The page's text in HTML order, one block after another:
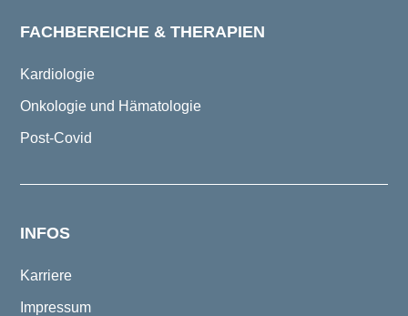
FACHBEREICHE & THERAPIEN
Kardiologie
Onkologie und Hämatologie
Post-Covid
INFOS
Karriere
Impressum